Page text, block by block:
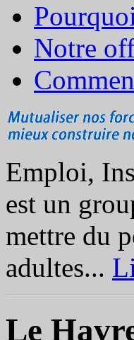
Notre
Emploi,
est un
mettre du
adultes...
Le